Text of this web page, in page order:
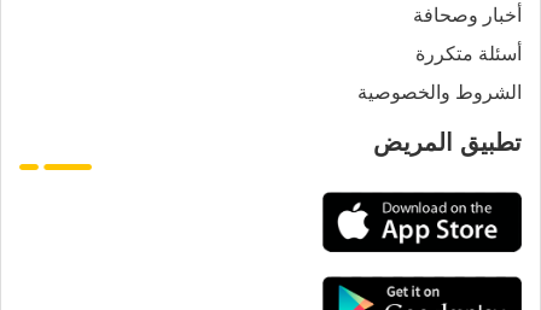
أخبار وصحافة
أسئلة متكررة
الشروط والخصوصية
تطبيق المريض